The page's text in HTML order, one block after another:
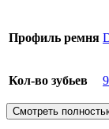
Профиль ремня
Кол-во зубьев
Смотреть